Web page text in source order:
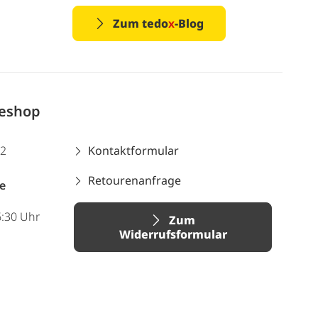
Zum tedox-Blog
Uhr
Kontaktformular
Retourenanfrage
Zum
Widerrufsformular